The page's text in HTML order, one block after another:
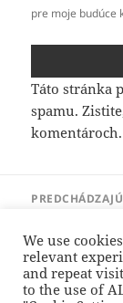
pre moje budúce
Táto stránka
spamu.
komentároch.
článok:
písanie)
ĎALEJ
We use
relevant
and repeat
to the use of